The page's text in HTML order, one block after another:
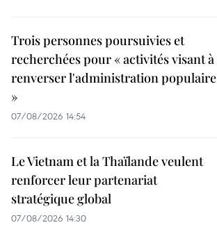
Trois personnes poursuivies et
recherchées pour « activités visant à
renverser l'administration populaire
»
07/08/2026 14:54
Le Vietnam et la Thaïlande veulent
renforcer leur partenariat
stratégique global
07/08/2026 14:30